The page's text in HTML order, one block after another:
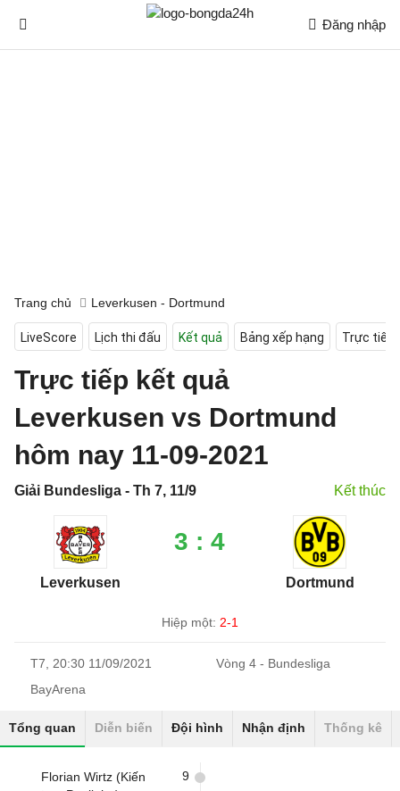
Đăng nhập
Trang chủ Leverkusen - Dortmund
LiveScore Lịch thi đấu Kết quả Bảng xếp hạng Trực tiếp
Trực tiếp kết quả
Leverkusen vs Dortmund
hôm nay 11-09-2021
Giải Bundesliga - Th 7, 11/9 Kết thúc
Leverkusen
3 : 4
Dortmund
Hiệp một: 2-1
T7, 20:30 11/09/2021
Vòng 4 - Bundesliga
BayArena
Tổng quan Diễn biến Đội hình Nhận định Thống kê
Florian Wirtz (Kiến
9